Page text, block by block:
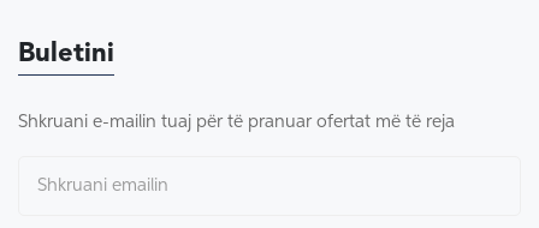
Buletini
Shkruani e-mailin tuaj për të pranuar ofertat më të reja